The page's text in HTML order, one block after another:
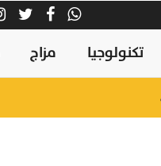
تكنولوجيا مزاج